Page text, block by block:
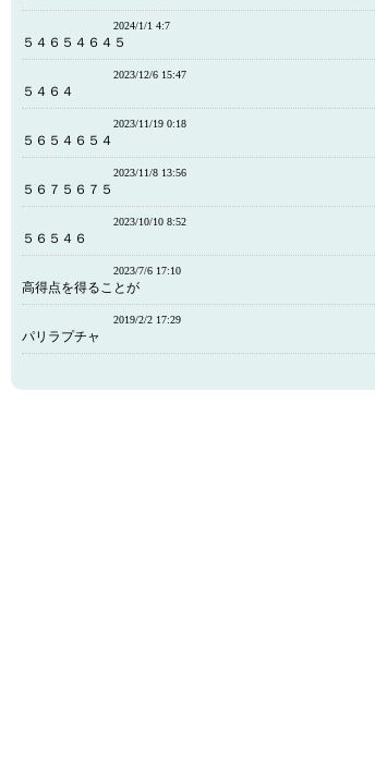
2024/1/1 4:7
５４６５４６４５
2023/12/6 15:47
５４６４
2023/11/19 0:18
５６５４６５４
2023/11/8 13:56
５６７５６７５
2023/10/10 8:52
５６５４６
2023/7/6 17:10
高得点を得ることが
2019/2/2 17:29
パリラプチャ